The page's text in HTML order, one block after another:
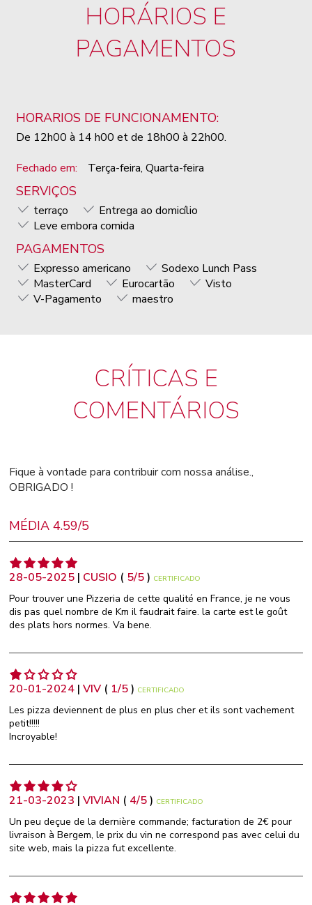
HORÁRIOS E
PAGAMENTOS
HORARIOS DE FUNCIONAMENTO:
De 12h00 à 14 h00 et de 18h00 à 22h00.
Fechado em:
Terça-feira, Quarta-feira
SERVIÇOS
terraço
Entrega ao domicílio
Leve embora comida
PAGAMENTOS
Expresso americano
Sodexo Lunch Pass
MasterCard
Eurocartão
Visto
V-Pagamento
maestro
CRÍTICAS E
COMENTÁRIOS
Fique à vontade para contribuir com nossa análise.,
OBRIGADO !
MÉDIA 4.59/5
28-05-2025 | CUSIO ( 5/5) CERTIFICADO
Pour trouver une Pizzeria de cette qualité en France, je ne vous
dis pas quel nombre de Km il faudrait faire. la carte est le goût
des plats hors normes. Va bene.
20-01-2024 |VIV ( 1/5) CERTIFICADO
Les pizza deviennent de plus en plus cher et ils sont vachement
petit!!!!!
Incroyable!
21-03-2023 |VIVIAN ( 4/5) CERTIFICADO
Un peu deçue de la dernière commande; facturation de 2€ pour
livraison à Bergem, le prix du vin ne correspond pas avec celui du
site web, mais la pizza fut excellente.